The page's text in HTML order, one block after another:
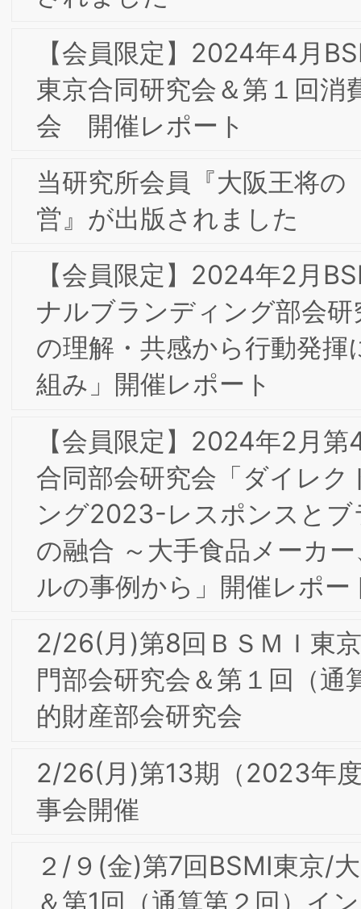
合同部会研究会「食品メーカーのDXの
想と現実・苦悩」開催レポート
【会員限定】2022年11月 東京第21回フ
ォーラム開催レポート
【会員限定】2022年9月第4回東京/大阪
合同部会研究会「企業における知的財産
活動―ブランディングへの知財貢献」開
催レポート
【会員限定】2022年9月第4回ＢＳＭＩ
東京/大阪合同研究会
9/2-3東阪合同夏季合宿研究会 in広島の
報告
【会員限定】2022年7月第3回東京/大阪
ンディングの取組」開催レポート
【会員限定】2022年6月 東京第20回フ
ォーラム開催レポート
【会員限定】2022年7月第3回ＢＳＭＩ
東京/大阪合同研究会
合同部会研究会「DariKのこれまでとこ
れから」開催レポート
【会員限定】2021年10月 大阪第7回フォ
ーラム開催レポート
【会員限定】2022年4月 第1回第1回東阪
合同専門部会研究会「新聞社から見たブ
ランド戦略、知財問題」開催レポート
【会員限定】2022年2月 東京第19回フ
ーラム開催レポート